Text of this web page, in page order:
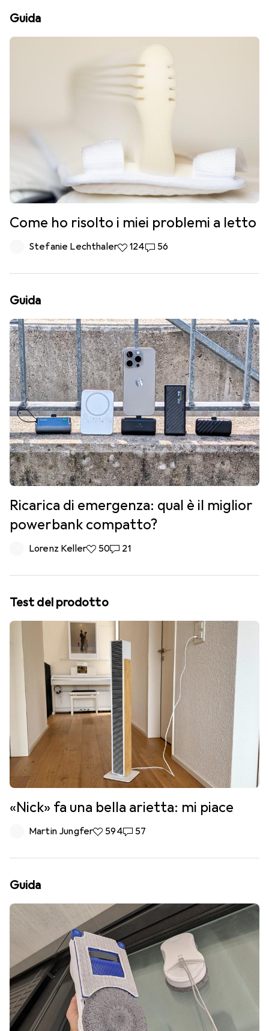
Guida
Come ho risolto i miei problemi a letto
Stefanie Lechthaler124 like
12456 commenti
56
Guida
Ricarica di emergenza: qual è il miglior
powerbank compatto?
Lorenz Keller50 like
5021 commenti
21
Test del prodotto
«Nick» fa una bella arietta: mi piace
Martin Jungfer594 like
59457 commenti
57
Guida